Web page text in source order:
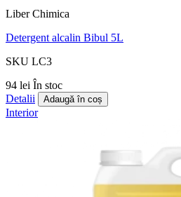
Liber Chimica
Detergent alcalin Bibul 5L
SKU LC3
94 lei În stoc
Detalii
Adaugă în coș
Interior